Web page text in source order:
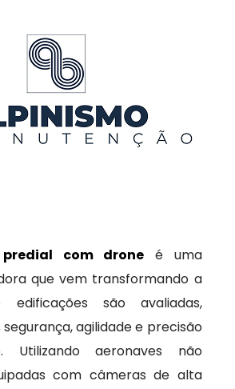
predial com drone é uma
que vem transformando a
são avaliadas,
agilidade e precisão
Utilizando aeronaves não
com câmeras de alta